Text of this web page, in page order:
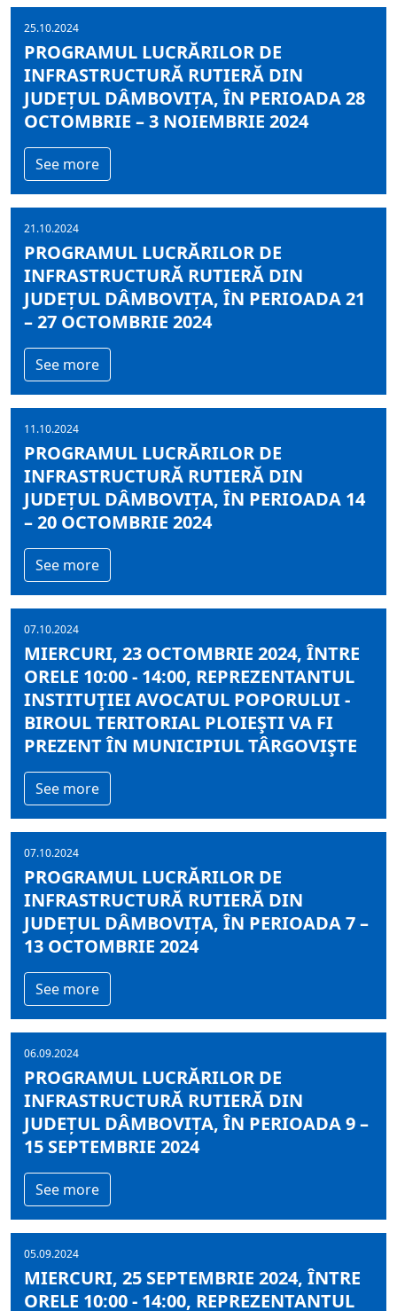
25.10.2024
PROGRAMUL LUCRĂRILOR DE
INFRASTRUCTURĂ RUTIERĂ DIN
JUDEȚUL DÂMBOVIȚA, ÎN PERIOADA 28
OCTOMBRIE – 3 NOIEMBRIE 2024
See more
21.10.2024
PROGRAMUL LUCRĂRILOR DE
INFRASTRUCTURĂ RUTIERĂ DIN
JUDEȚUL DÂMBOVIȚA, ÎN PERIOADA 21
– 27 OCTOMBRIE 2024
See more
11.10.2024
PROGRAMUL LUCRĂRILOR DE
INFRASTRUCTURĂ RUTIERĂ DIN
JUDEȚUL DÂMBOVIȚA, ÎN PERIOADA 14
– 20 OCTOMBRIE 2024
See more
07.10.2024
MIERCURI, 23 OCTOMBRIE 2024, ÎNTRE
ORELE 10:00 - 14:00, REPREZENTANTUL
INSTITUŢIEI AVOCATUL POPORULUI -
BIROUL TERITORIAL PLOIEŞTI VA FI
PREZENT ÎN MUNICIPIUL TÂRGOVIŞTE
See more
07.10.2024
PROGRAMUL LUCRĂRILOR DE
INFRASTRUCTURĂ RUTIERĂ DIN
JUDEȚUL DÂMBOVIȚA, ÎN PERIOADA 7 –
13 OCTOMBRIE 2024
See more
06.09.2024
PROGRAMUL LUCRĂRILOR DE
INFRASTRUCTURĂ RUTIERĂ DIN
JUDEȚUL DÂMBOVIȚA, ÎN PERIOADA 9 –
15 SEPTEMBRIE 2024
See more
05.09.2024
MIERCURI, 25 SEPTEMBRIE 2024, ÎNTRE
ORELE 10:00 - 14:00, REPREZENTANTUL